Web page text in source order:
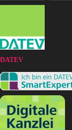
DATEV